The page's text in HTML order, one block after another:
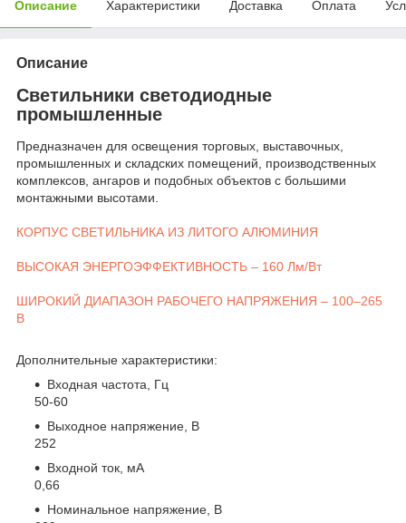
Описание Характеристики Доставка Оплата
Описание
Светильники светодиодные
промышленные
Предназначен для освещения торговых, выставочных,
промышленных и складских помещений, производственных
комплексов, ангаров и подобных объектов с большими
монтажными высотами.
КОРПУС СВЕТИЛЬНИКА ИЗ ЛИТОГО АЛЮМИНИЯ
ВЫСОКАЯ ЭНЕРГОЭФФЕКТИВНОСТЬ – 160 Лм/Вт
ШИРОКИЙ ДИАПАЗОН РАБОЧЕГО НАПРЯЖЕНИЯ – 100–265
В
Дополнительные характеристики:
Входная частота, Гц
50-60
Выходное напряжение, В
252
Входной ток, мА
0,66
Номинальное напряжение, В